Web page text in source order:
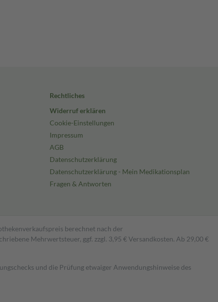
Rechtliches
Widerruf erklären
Cookie-Einstellungen
Impressum
AGB
Datenschutzerklärung
Datenschutzerklärung - Mein Medikationsplan
Fragen & Antworten
berechnet nach der
Mehrwertsteuer, ggf. zzgl. 3,95 € Versandkosten. Ab 29,00 €
und die Prüfung etwaiger Anwendungshinweise des